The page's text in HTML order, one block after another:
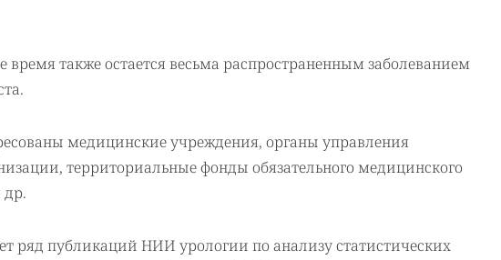
время также остается весьма распространенным заболеванием
медицинские учреждения, органы управления
территориальные фонды обязательного медицинского
др.
ряд публикаций НИИ урологии по анализу статистических